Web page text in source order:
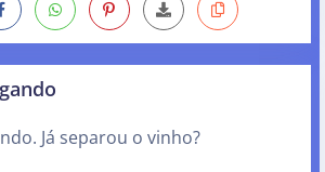
Já separou o vinho?